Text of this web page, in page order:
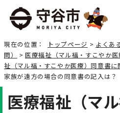
現在の位置： トップページ > よくあ
問）
>医療福祉（マル福・すこやか医
祉（マル福・すこやか医療）同意書に
家族が遠方の場合の同意書の記入は？
医療福祉（マ